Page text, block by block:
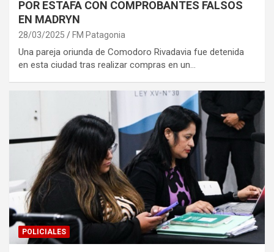
POR ESTAFA CON COMPROBANTES FALSOS
EN MADRYN
28/03/2025 FM Patagonia
Una pareja oriunda de Comodoro Rivadavia fue detenida
en esta ciudad tras realizar compras en un…
POLICIALES